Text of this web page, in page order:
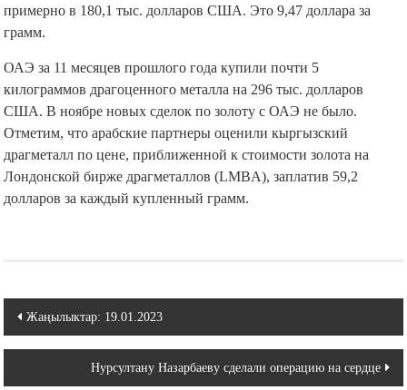
примерно в 180,1 тыс. долларов США. Это 9,47 доллара за
грамм.
ОАЭ за 11 месяцев прошлого года купили почти 5
килограммов драгоценного металла на 296 тыс. долларов
США. В ноябре новых сделок по золоту с ОАЭ не было.
Отметим, что арабские партнеры оценили кыргызский
драгметалл по цене, приближенной к стоимости золота на
Лондонской бирже драгметаллов (LMBA), заплатив 59,2
долларов за каждый купленный грамм.
Навигация
по
Жаңылыктар: 19.01.2023
Нурсултану Назарбаеву сделали операцию на сердце